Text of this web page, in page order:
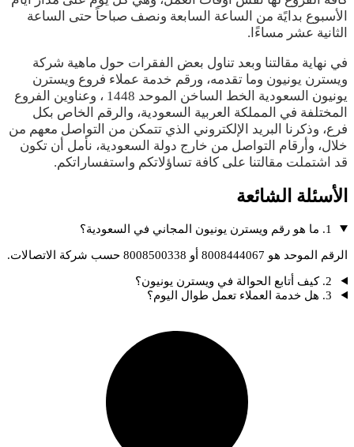
الأسبوع بدايًة من الساعة السابعة ونصف صباحاً حتى الساعة
الثانية عشر مساءًا.
في نهاية مقالتنا وبعد تناول بعض الفقرات حول ماهية شركة
ويسترن يونيون وما تقدمه، ورقم خدمة عملاء فروع ويسترن
يونيون السعودية الخط الساخن الموحد 1448 ، وعناوين الفروع
المختلفة في المملكة العربية السعودية، والرقم الخاص بكل
فرع، وذكرنا البريد الإلكتروني الذي تتمكن من التواصل معهم من
خلال، وأرقام التواصل من خارج دولة السعودية، نأمل أن تكون
قد اشتملت مقالتنا على كافة تساؤلاتكم واستفساراتكم.
الأسئلة الشائعة
1. ما هو رقم ويسترن يونيون المجاني في السعودية؟
الرقم الموحد هو 8008444067 أو 8008500338 حسب شركة الاتصالات.
2. كيف أتابع الحوالة في ويسترن يونيون؟
3. هل خدمة العملاء تعمل طوال اليوم؟